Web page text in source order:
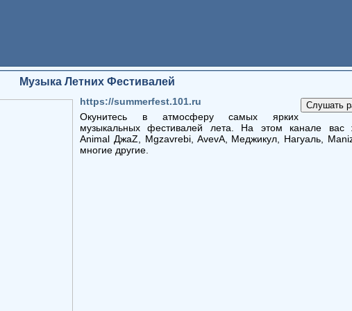
Музыка Летних Фестивалей
https://summerfest.101.ru
Окунитесь в атмосферу самых ярких
музыкальных фестивалей лета. На этом канале вас
Animal ДжаZ, Mgzavrebi, AvevA, Меджикул, Нагуаль,
многие другие.